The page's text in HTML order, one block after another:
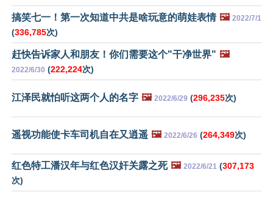
搞笑七一！第一次知道中共是啥玩意的萌娃表情 🖼️ 2022/7/1
(336,785次)
赶快告诉家人和朋友！你们需要这个"干净世界" 🖼️
2022/6/30 (222,224次)
江泽民就怕听这两个人的名字 🖼️ 2022/6/29 (296,235次)
遥视功能使卡车司机自在又逍遥 🖼️ 2022/6/26 (264,349次)
红色特工潘汉年与红色汉奸关露之死 🖼️ 2022/6/21 (307,173
次)